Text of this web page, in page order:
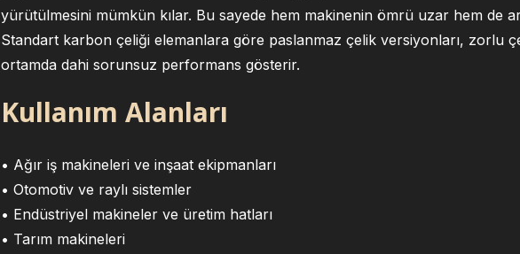
yürütülmesini mümkün kılar. Bu sayede hem makinenin ömrü uzar hem de
Standart karbon çeliği elemanlara göre paslanmaz çelik versiyonları, zorlu
ortamda dahi sorunsuz performans gösterir.
Kullanım Alanları
• Ağır iş makineleri ve inşaat ekipmanları
• Otomotiv ve raylı sistemler
• Endüstriyel makineler ve üretim hatları
• Tarım makineleri